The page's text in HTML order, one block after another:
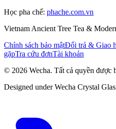
Học pha chế: phache.com.vn
Vietnam Ancient Tree Tea &
Chính sách bảo mậtĐổi trả & Giao
gặpTra cứu đơnTài khoản
© 2026 Wecha. Tất cả quyền được
Designed under Wecha Crystal